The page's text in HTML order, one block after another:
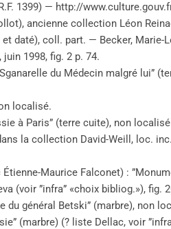
1399) — http://
ancienne collection Léon
daté), coll. part. — Becker, Marie-
juin 1998, fig. 2 p. 74.
du Médecin malgré lui”
localisé.
à Paris” (terre cuite), non
la collection David-Weill, loc.
Maurice Falconet) :
(voir ”infra” «choix bibliog.»), fig.
du général Betski” (marbre), non
(marbre) (? liste Dellac, voir